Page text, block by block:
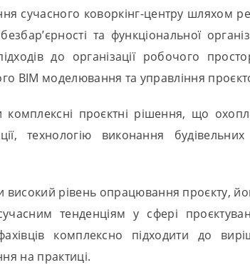
сучасного коворкінг-центру шляхом
та функціональної
до організації робочого
ВІМ моделювання та управління
проєктні рішення, що
технологію виконання
високий рівень опрацювання проєкту,
сучасним тенденціям у сфері
комплексно підходити до
на практиці.